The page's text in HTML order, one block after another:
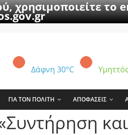
χρησιμοποιείτε
Δάφνη 30°C Υμηττός
ΓΙΑ ΤΟΝ ΠΟΛΙΤΗ ΑΠΟΦΑΣΕΙΣ